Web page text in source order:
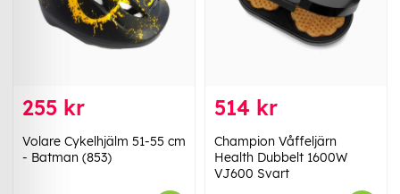
255 kr
Volare Cykelhjälm 51-55 cm
- Batman (853)
514 kr
Champion Våffeljärn
Health Dubbelt 1600W
VJ600 Svart